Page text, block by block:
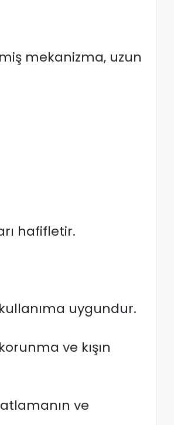
mekanizma, uzun
hafifletir.
uygundur.
ve kışın
ve